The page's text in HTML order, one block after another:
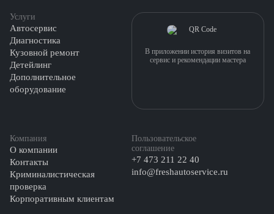
Услуги
Автосервис
Диагностика
Кузовной ремонт
Детейлинг
Дополнительное
оборудование
Компания
О компании
Контакты
Криминалистическая
проверка
Корпоративным клиентам
Пользовательское
соглашение
+7 473 211 22 40
info@freshautoservice.ru
В приложении история визитов на
сервис и рекомендации мастера